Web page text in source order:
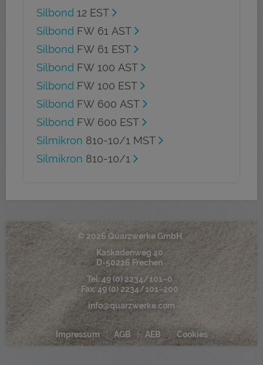
Silbond 12 EST
Silbond FW 61 AST
Silbond FW 61 EST
Silbond FW 100 AST
Silbond FW 100 EST
Silbond FW 600 AST
Silbond FW 600 EST
Silmikron 810-10/1 MST
Silmikron 810-10/1
© 2026 Quarzwerke GmbH
Kaskadenweg 40
D-50226 Frechen
Tel:49 (0) 2234/101–0
Fax: 49 (0) 2234/101–200
info@quarzwerke.com
Impressum AGB AEB Cookies